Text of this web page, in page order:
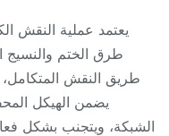
يعتمد عملية النقش
طرق الختم والنسيج
طريق النقش المتكامل، مع
يضمن الهيكل
ويتجنب بشكل فعال